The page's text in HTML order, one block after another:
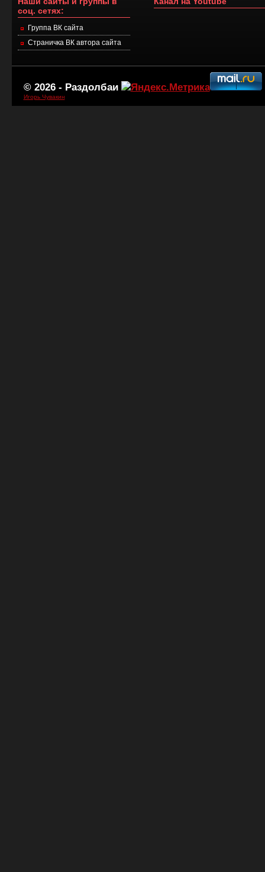
соц. сетях:
Группа ВК сайта
Страничка ВК автора сайта
© 2026 - Раздолбаи
Игорь Чувакин